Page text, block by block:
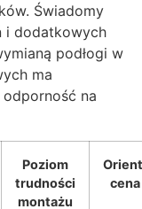
Świadomy
i dodatkowych
podłogi w
ma
odporność na
Poziom
trudności
montażu
cena